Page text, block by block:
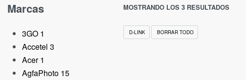
Marcas
3GO 1
Accetel 3
Acer 1
AgfaPhoto 15
MOSTRANDO LOS 3 RESULTADOS
D-LINK BORRAR TODO